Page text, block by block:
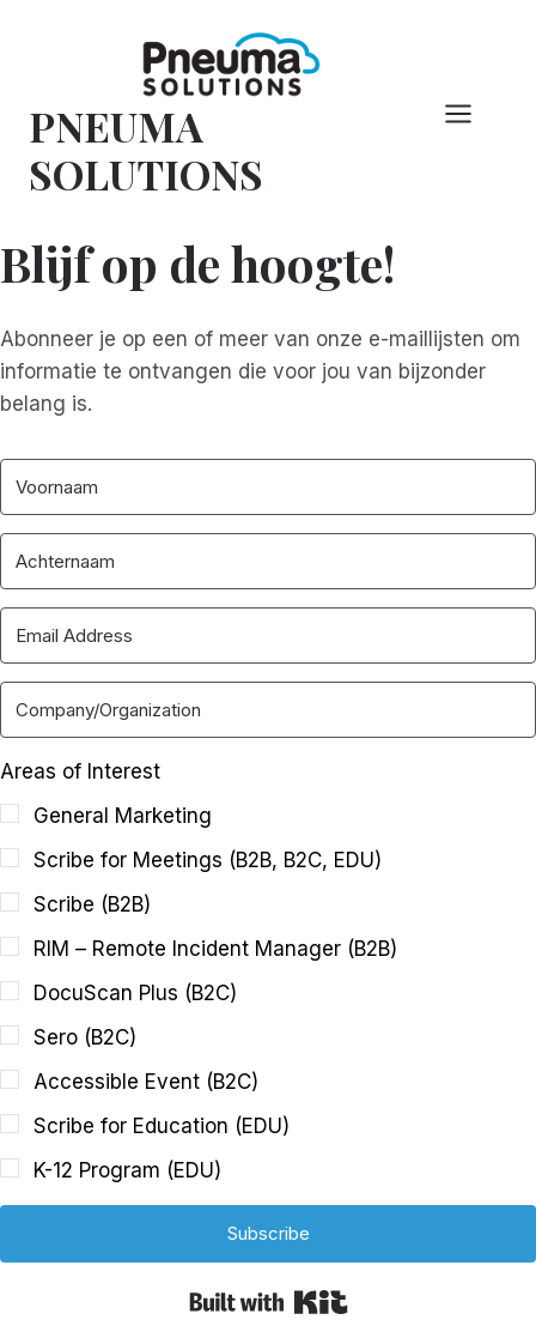
PNEUMA
SOLUTIONS
Blijf op de hoogte!
Abonneer je op een of meer van onze e-maillijsten om
informatie te ontvangen die voor jou van bijzonder
belang is.
Areas of Interest
General Marketing
Scribe for Meetings (B2B, B2C, EDU)
Scribe (B2B)
RIM – Remote Incident Manager (B2B)
DocuScan Plus (B2C)
Sero (B2C)
Accessible Event (B2C)
Scribe for Education (EDU)
K-12 Program (EDU)
Subscribe